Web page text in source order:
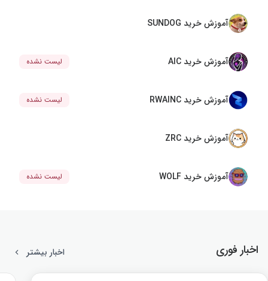
آموزش خرید SUNDOG
آموزش خرید AIC لیست نشده
آموزش خرید RWAINC لیست نشده
آموزش خرید ZRC
آموزش خرید WOLF لیست نشده
اخبار فوری اخبار بیشتر